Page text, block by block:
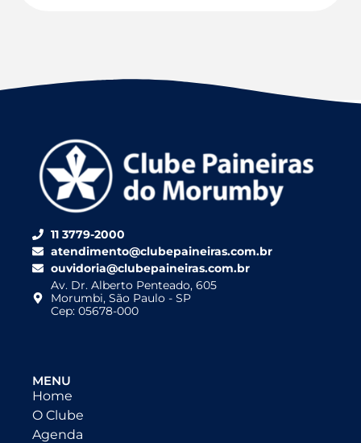
11 3779-2000
atendimento@clubepaineiras.com.br
ouvidoria@clubepaineiras.com.br
Av. Dr. Alberto Penteado, 605
Morumbi, São Paulo - SP
Cep: 05678-000
MENU
Home
O Clube
Agenda